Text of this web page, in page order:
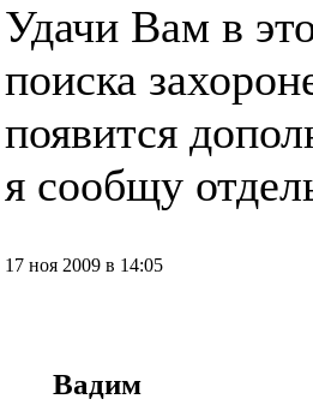
Удачи Вам в
поиска
появится
я сообщу
17 ноя 2009 в 14:05
Вадим